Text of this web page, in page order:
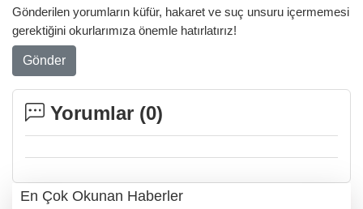
Gönderilen yorumların küfür, hakaret ve suç unsuru içermemesi
gerektiğini okurlarımıza önemle hatırlatırız!
Gönder
Yorumlar (0)
En Çok Okunan Haberler